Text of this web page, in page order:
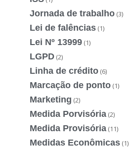
Jornada de trabalho (3)
Lei de falências (1)
Lei Nº 13999 (1)
LGPD (2)
Linha de crédito (6)
Marcação de ponto (1)
Marketing (2)
Medida Porvisória (2)
Medida Provisória (11)
Medidas Econômicas (1)